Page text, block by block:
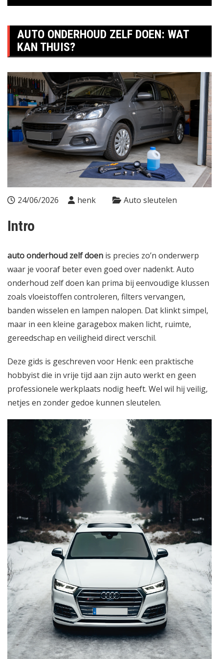
AUTO ONDERHOUD ZELF DOEN: WAT
KAN THUIS?
24/06/2026 henk Auto sleutelen
Intro
auto onderhoud zelf doen is precies zo’n onderwerp
waar je vooraf beter even goed over nadenkt. Auto
onderhoud zelf doen kan prima bij eenvoudige klussen
zoals vloeistoffen controleren, filters vervangen,
banden wisselen en lampen nalopen. Dat klinkt simpel,
maar in een kleine garagebox maken licht, ruimte,
gereedschap en veiligheid direct verschil.
Deze gids is geschreven voor Henk: een praktische
hobbyist die in vrije tijd aan zijn auto werkt en geen
professionele werkplaats nodig heeft. Wel wil hij veilig,
netjes en zonder gedoe kunnen sleutelen.